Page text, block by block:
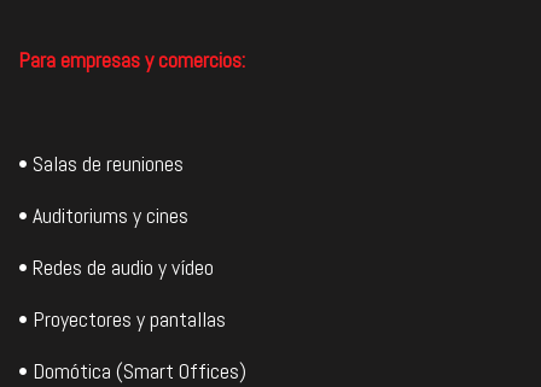
Para empresas y comercios:
• Salas de reuniones
• Auditoriums y cines
• Redes de audio y vídeo
• Proyectores y pantallas
• Domótica (Smart Offices)